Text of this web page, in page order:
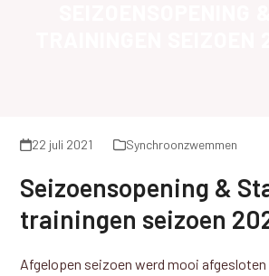
22 juli 2021 Synchroonzwemmen
Seizoensopening &
trainingen seizoen
Afgelopen seizoen werd mooi